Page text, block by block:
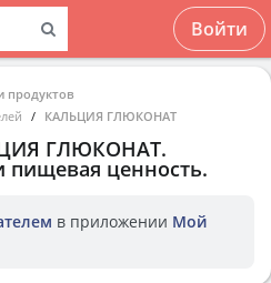
Войти
продуктов
КАЛЬЦИЯ ГЛЮКОНАТ
ГЛЮКОНАТ.
пищевая ценность.
в приложении Мой